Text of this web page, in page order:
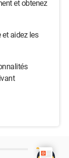
et obtenez
et aidez les